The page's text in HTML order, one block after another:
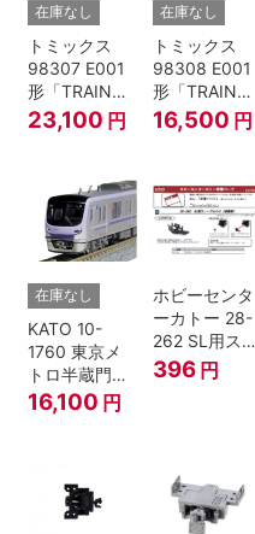
在庫なし
トミックス
98307 E001
形「TRAIN
SUITE四季
島」基本セッ
23,100 円
在庫なし
トミックス
98308 E001
形「TRAIN
SUITE四季
島」増結セッ
模型
16,500 円
在庫なし
KATO 10-
1760 東京メ
トロ半蔵門線
18000系 基本
6両セット N
16,100 円
ホビーセンタ
ーカトー 28-
262 SL用スノ
ープロウ1 前
面用 Nゲージ
396 円